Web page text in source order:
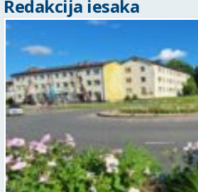
Redakcija iesaka